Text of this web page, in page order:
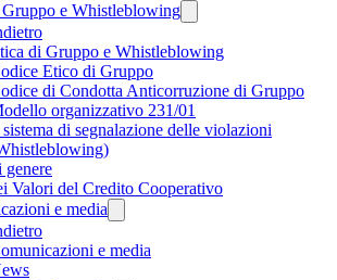
e Whistleblowing
di Gruppo e Whistleblowing
Etico di Gruppo
di Condotta Anticorruzione di Gruppo
organizzativo 231/01
di segnalazione delle violazioni
genere
Valori del Credito Cooperativo
e media
e media